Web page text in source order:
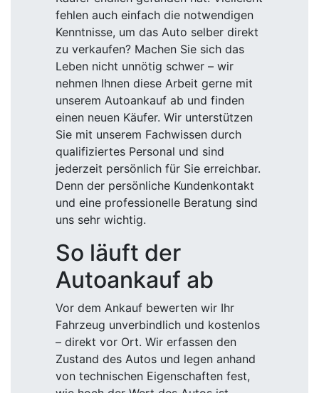
fehlen auch einfach die notwendigen
Kenntnisse, um das Auto selber direkt
zu verkaufen? Machen Sie sich das
Leben nicht unnötig schwer – wir
nehmen Ihnen diese Arbeit gerne mit
unserem Autoankauf ab und finden
einen neuen Käufer. Wir unterstützen
Sie mit unserem Fachwissen durch
qualifiziertes Personal und sind
jederzeit persönlich für Sie erreichbar.
Denn der persönliche Kundenkontakt
und eine professionelle Beratung sind
uns sehr wichtig.
So läuft der
Autoankauf ab
Vor dem Ankauf bewerten wir Ihr
Fahrzeug unverbindlich und kostenlos
– direkt vor Ort. Wir erfassen den
Zustand des Autos und legen anhand
von technischen Eigenschaften fest,